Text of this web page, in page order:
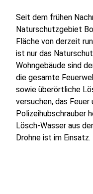
Seit dem frühen
Naturschutzgebiet
Fläche von derzeit
ist nur das
Wohngebäude sind
die gesamte
sowie überörtliche
versuchen, das
Polizeihubschrauber
Lösch-Wasser aus
Drohne ist im Einsatz.